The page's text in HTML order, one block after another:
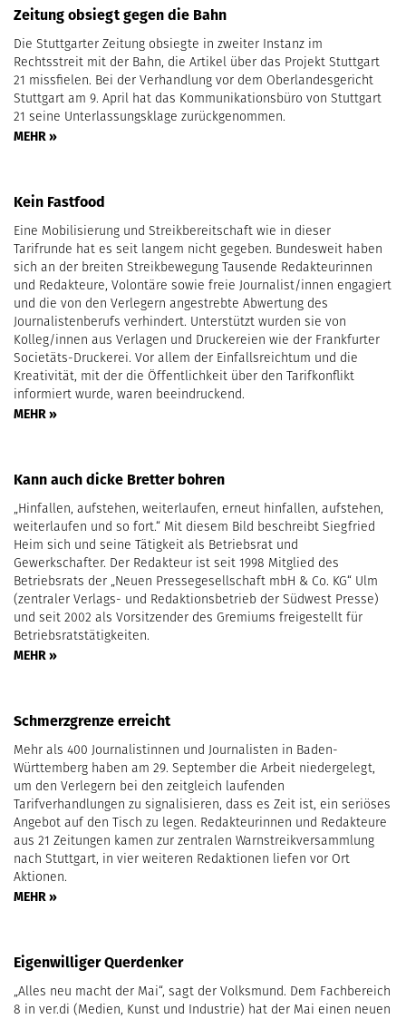
Zeitung obsiegt gegen die Bahn
Die Stuttgarter Zeitung obsiegte in zweiter Instanz im
Rechtsstreit mit der Bahn, die Artikel über das Projekt Stuttgart
21 missfielen. Bei der Verhandlung vor dem Oberlandesgericht
Stuttgart am 9. April hat das Kommunikationsbüro von Stuttgart
21 seine Unterlassungsklage zurückgenommen.
MEHR »
Kein Fastfood
Eine Mobilisierung und Streikbereitschaft wie in dieser
Tarifrunde hat es seit langem nicht gegeben. Bundesweit haben
sich an der breiten Streikbewegung Tausende Redakteurinnen
und Redakteure, Volontäre sowie freie Journalist/innen engagiert
und die von den Verlegern angestrebte Abwertung des
Journalistenberufs verhindert. Unterstützt wurden sie von
Kolleg/innen aus Verlagen und Druckereien wie der Frankfurter
Societäts-Druckerei. Vor allem der Einfallsreichtum und die
Kreativität, mit der die Öffentlichkeit über den Tarifkonflikt
informiert wurde, waren beeindruckend.
MEHR »
Kann auch dicke Bretter bohren
„Hinfallen, aufstehen, weiterlaufen, erneut hinfallen, aufstehen,
weiterlaufen und so fort.“ Mit diesem Bild beschreibt Siegfried
Heim sich und seine Tätigkeit als Betriebsrat und
Gewerkschafter. Der Redakteur ist seit 1998 Mitglied des
Betriebsrats der „Neuen Pressegesellschaft mbH & Co. KG“ Ulm
(zentraler Verlags- und Redaktionsbetrieb der Südwest Presse)
und seit 2002 als Vorsitzender des Gremiums freigestellt für
Betriebsratstätigkeiten.
MEHR »
Schmerzgrenze erreicht
Mehr als 400 Journalistinnen und Journalisten in Baden-
Württemberg haben am 29. September die Arbeit niedergelegt,
um den Verlegern bei den zeitgleich laufenden
Tarifverhandlungen zu signalisieren, dass es Zeit ist, ein seriöses
Angebot auf den Tisch zu legen. Redakteurinnen und Redakteure
aus 21 Zeitungen kamen zur zentralen Warnstreikversammlung
nach Stuttgart, in vier weiteren Redaktionen liefen vor Ort
Aktionen.
MEHR »
Eigenwilliger Querdenker
„Alles neu macht der Mai“, sagt der Volksmund. Dem Fachbereich
8 in ver.di (Medien, Kunst und Industrie) hat der Mai einen neuen